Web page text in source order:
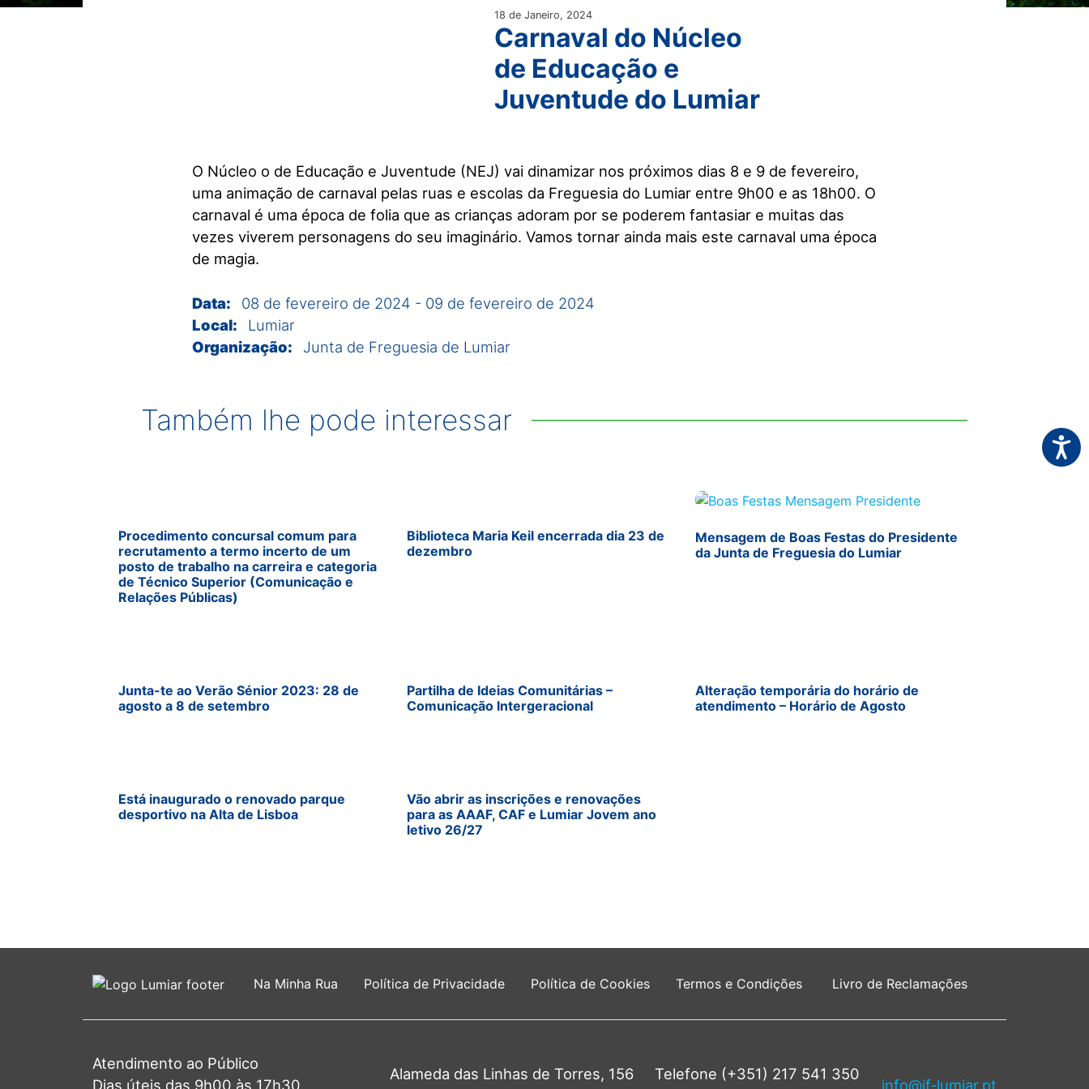
18 de Janeiro, 2024
Carnaval do Núcleo
de Educação e
Juventude do Lumiar
O Núcleo o de Educação e Juventude (NEJ) vai dinamizar nos próximos dias 8 e 9 de fevereiro,
uma animação de carnaval pelas ruas e escolas da Freguesia do Lumiar entre 9h00 e as 18h00. O
carnaval é uma época de folia que as crianças adoram por se poderem fantasiar e muitas das
vezes viverem personagens do seu imaginário. Vamos tornar ainda mais este carnaval uma época
de magia.
Data: 08 de fevereiro de 2024 - 09 de fevereiro de 2024
Local:
Lumiar
Organização:
Junta de Freguesia de Lumiar
Também lhe pode interessar
Procedimento concursal comum para
recrutamento a termo incerto de um
posto de trabalho na carreira e categoria
de Técnico Superior (Comunicação e
Relações Públicas)
Biblioteca Maria Keil encerrada dia 23 de
dezembro
Mensagem de Boas Festas do Presidente
da Junta de Freguesia do Lumiar
Junta-te ao Verão Sénior 2023: 28 de
agosto a 8 de setembro
Partilha de Ideias Comunitárias –
Comunicação Intergeracional
Alteração temporária do horário de
atendimento – Horário de Agosto
Está inaugurado o renovado parque
desportivo na Alta de Lisboa
Vão abrir as inscrições e renovações
para as AAAF, CAF e Lumiar Jovem ano
letivo 26/27
Na Minha Rua Política de Privacidade Política de Cookies Termos e Condições Livro de Reclamações
Atendimento ao Público
Dias úteis das 9h00 às 17h30
Alameda das Linhas de Torres, 156
Telefone (+351) 217 541 350
info@jf-lumiar.pt